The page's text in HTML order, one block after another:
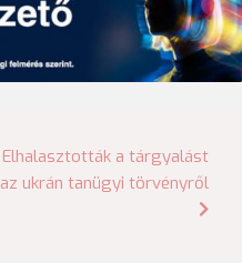
Elhalasztották a tárgyalást
az ukrán tanügyi törvényről